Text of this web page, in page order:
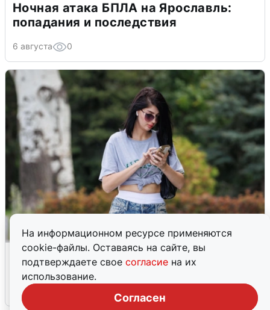
На информационном ресурсе применяются
cookie-файлы. Оставаясь на сайте, вы
подтверждаете свое согласие на их
использование.
Согласен
Ночная атака БПЛА на Ярославль:
попадания и последствия
6 августа 0
Волгоградцы остались без
мобильного интернета
6 августа